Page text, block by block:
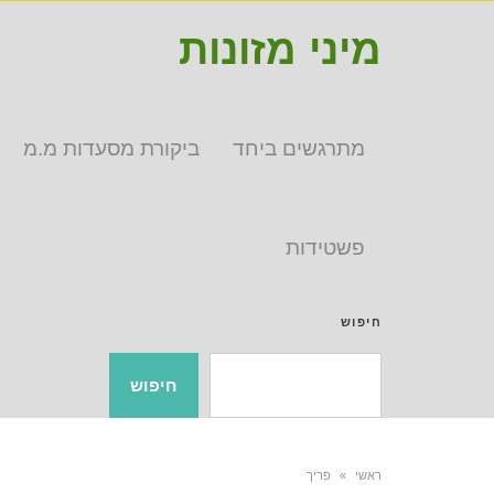
מיני מזונות
מתרגשים ביחד ביקורת מסעדות מ.מ
פשטידות
חיפוש
חיפוש
ראשי » פריך